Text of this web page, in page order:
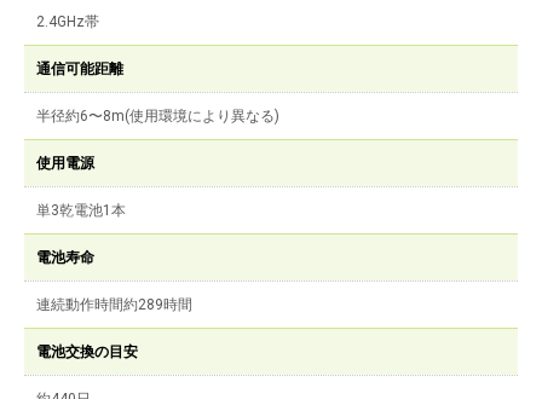
2.4GHz帯
通信可能距離
半径約6〜8m(使用環境により異なる)
使用電源
単3乾電池1本
電池寿命
連続動作時間約289時間
電池交換の目安